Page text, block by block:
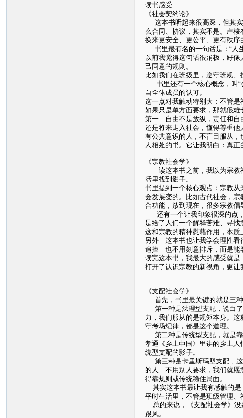
读书感受:
《社会契约论》
这本书听起来很高深，但其实
么合同、协议，其实不是。卢梭
换来更安全、更公平、更有秩序
书里最有名的一句话是：“人
以前我觉得这句话很消极，好
己同意的规则。
比如我们在班级里，遵守班规、
书里还有一个核心概念，叫“
自全体成员的认可。
这一点对我触动特别大：不管是
如果只是单方面要求，那就很难
第一，自由不是放纵，责任和自
还是将来走入社会，懂得尊重他
有公共意识的人，不盲目服从
人相处的书。它让我明白：真
《宗教社会学》
读这本书之前，我以为宗教社
活里找到影子。
书里提到一个核心观点：宗教
会发展变的。比如古代社会，
合功能，放到现在，很多宗教倡
还有一个让我印象很深的点，
是给了人们一个解释苦难、寻找
这和宗教的精神慰藉作用，本质
另外，这本书也让我学会理性
追捧，也不用刻意排斥，而是能
读完这本书，我最大的感受就是
打开了认识宗教的新视角，更让
《支配社会学》
首先，书里最关键的就是三种
第一种是法理型支配，说白了
力，我们服从的是规矩本身。
守考场纪律，都是这个道理。
第二种是传统型支配，就是靠
孝通《乡土中国》里讲的乡土
统型支配的影子。
第三种是卡里斯玛型支配，这
的人，不用别人要求，我们就
得靠规则或传统稳住局面。
其实这本书最让我有感触的是
平时生活里，不管是班级管理、
总的来说，《支配社会学》没
跟风。